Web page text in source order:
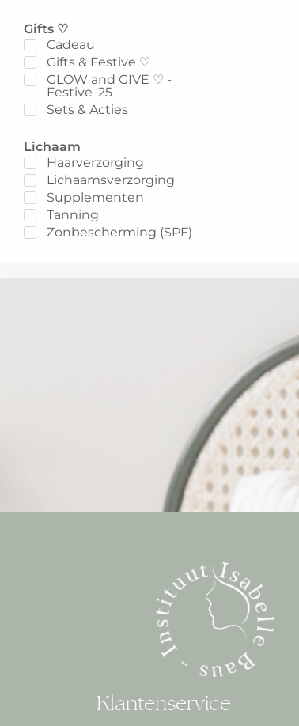
Gifts ♡
Cadeau
Gifts & Festive ♡
GLOW and GIVE ♡ -
Festive '25
Sets & Acties
Lichaam
Haarverzorging
Lichaamsverzorging
Supplementen
Tanning
Zonbescherming (SPF)
Klantenservice